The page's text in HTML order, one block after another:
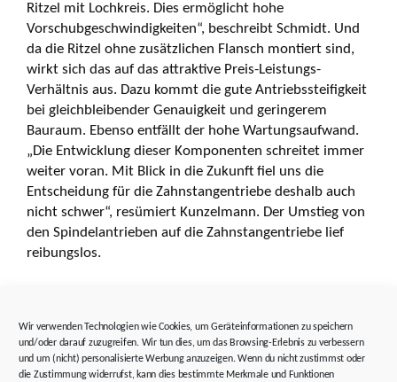
Wir verwenden Technologien wie Cookies, um Geräteinformationen zu speichern
und/oder darauf zuzugreifen. Wir tun dies, um das Browsing-Erlebnis zu verbessern
und um (nicht) personalisierte Werbung anzuzeigen. Wenn du nicht zustimmst oder
die Zustimmung widerrufst, kann dies bestimmte Merkmale und Funktionen
Ritzel mit Lochkreis. Dies ermöglicht hohe
Vorschubgeschwindigkeiten“, beschreibt Schmidt. Und
da die Ritzel ohne zusätzlichen Flansch montiert sind,
wirkt sich das auf das attraktive Preis-Leistungs-
Verhältnis aus. Dazu kommt die gute Antriebssteifigkeit
bei gleichbleibender Genauigkeit und geringerem
Bauraum. Ebenso entfällt der hohe Wartungsaufwand.
„Die Entwicklung dieser Komponenten schreitet immer
weiter voran. Mit Blick in die Zukunft fiel uns die
Entscheidung für die Zahnstangentriebe deshalb auch
nicht schwer“, resümiert Kunzelmann. Der Umstieg von
den Spindelantrieben auf die Zahnstangentriebe lief
reibungslos.
Noch mehr Leistungsdichte
STÖBER lieferte zudem Planetenwinkel- sowie